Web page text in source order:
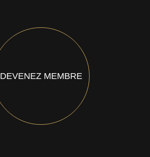
DEVENEZ MEMBRE